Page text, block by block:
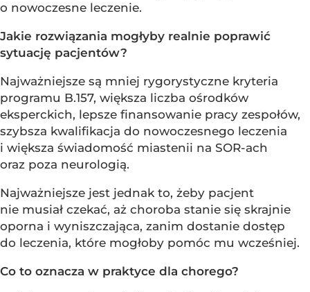
o nowoczesne leczenie.
Jakie rozwiązania mogłyby realnie poprawić
sytuację pacjentów?
Najważniejsze są mniej rygorystyczne kryteria
programu B.157, większa liczba ośrodków
eksperckich, lepsze finansowanie pracy zespołów,
szybsza kwalifikacja do nowoczesnego leczenia
i większa świadomość miastenii na SOR-ach
oraz poza neurologią.
Najważniejsze jest jednak to, żeby pacjent
nie musiał czekać, aż choroba stanie się skrajnie
oporna i wyniszczająca, zanim dostanie dostęp
do leczenia, które mogłoby pomóc mu wcześniej.
Co to oznacza w praktyce dla chorego?